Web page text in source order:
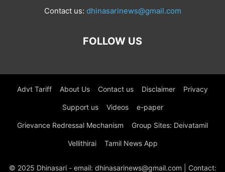
Contact us: dhinasarinews@gmail.com
FOLLOW US
Advt Tariff About Us Contact us Disclaimer Privacy
Support us Videos e-paper
Grievance Redressal Mechanism Group Sites: Deivatamil
Vellithirai Tamil News App
© 2025 Dhinasari - email: dhinasarinews@gmail.com | Contact: